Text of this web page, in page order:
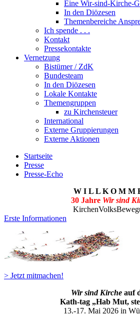
Eine Wir-sind-Kirche-
In den Diözesen
Themenbereiche
Ich spende . . .
Kontakt
Pressekontakte
Vernetzung
Bistümer / ZdK
Bundesteam
In den Diözesen
Lokale Kontakte
Themengruppen
zu Kirchensteuer
International
Externe Gruppierungen
Externe Aktionen
Startseite
Presse
Presse-Echo
W I L L K O M M
30 Jahre Wir sind
Erste Informationen
> Jetzt mitmachen!
Wir sind Kirche auf
Kath-tag „Hab Mut,
13.-17. Mai 2026 in